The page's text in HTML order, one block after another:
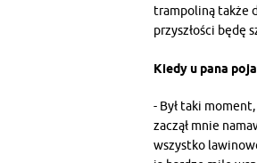
trampoliną także
przyszłości będę
Kiedy u pana
- Był taki
zaczął mnie
wszystko